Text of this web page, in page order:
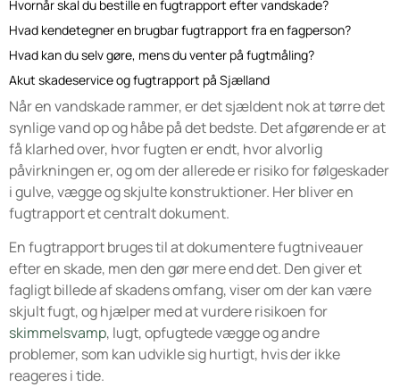
Hvornår skal du bestille en fugtrapport efter vandskade?
Hvad kendetegner en brugbar fugtrapport fra en fagperson?
Hvad kan du selv gøre, mens du venter på fugtmåling?
Akut skadeservice og fugtrapport på Sjælland
Når en vandskade rammer, er det sjældent nok at tørre det
synlige vand op og håbe på det bedste. Det afgørende er at
få klarhed over, hvor fugten er endt, hvor alvorlig
påvirkningen er, og om der allerede er risiko for følgeskader
i gulve, vægge og skjulte konstruktioner. Her bliver en
fugtrapport et centralt dokument.
En fugtrapport bruges til at dokumentere fugtniveauer
efter en skade, men den gør mere end det. Den giver et
fagligt billede af skadens omfang, viser om der kan være
skjult fugt, og hjælper med at vurdere risikoen for
skimmelsvamp, lugt, opfugtede vægge og andre
problemer, som kan udvikle sig hurtigt, hvis der ikke
reageres i tide.